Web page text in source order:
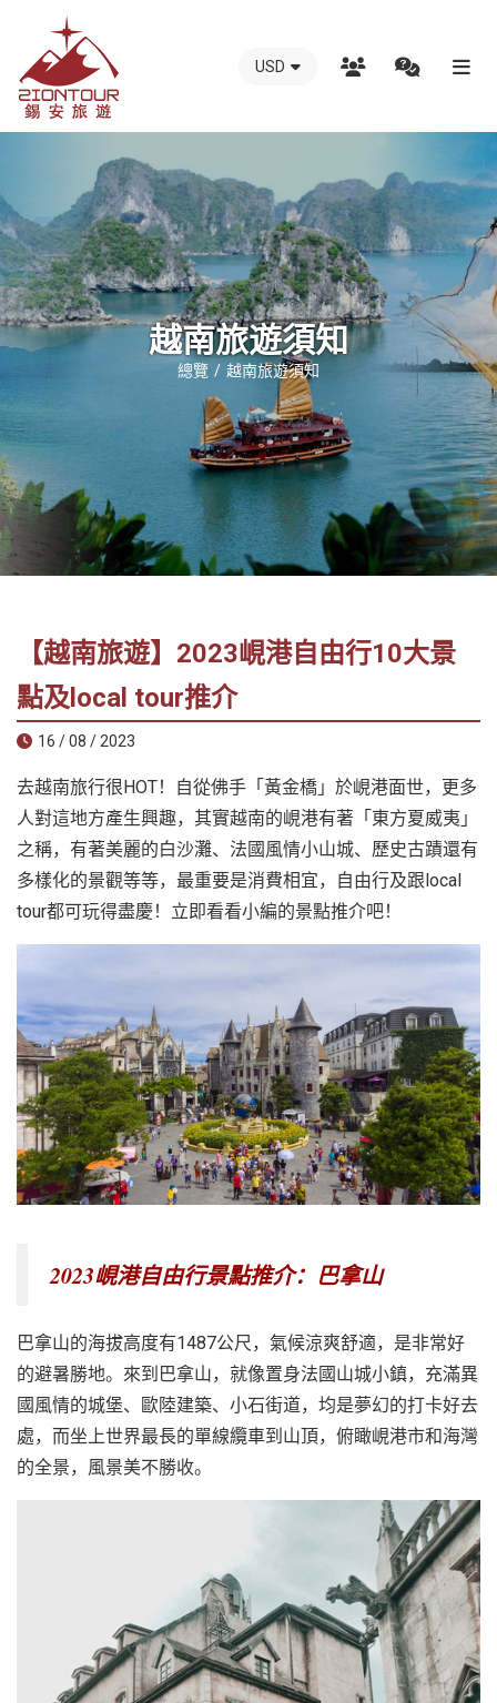
越
安
國
際
旅
行
社
南
接
錫
-
您
在
南
最
好
的
合
越
南
LOCAL
旅
行
社
USD
越南旅遊須知
總覽 越南旅遊須知
【越南旅遊】2023峴港自由行10大景
點及local tour推介
16 / 08 / 2023
去越南旅行很HOT！自從佛手「黃金橋」於峴港面世，更多
人對這地方產生興趣，其實越南的峴港有著「東方夏威夷」
之稱，有著美麗的白沙灘、法國風情小山城、歷史古蹟還有
多樣化的景觀等等，最重要是消費相宜，自由行及跟local
tour都可玩得盡慶！立即看看小編的景點推介吧！
2023峴港自由行景點推介：巴拿山
巴拿山的海拔高度有1487公尺，氣候涼爽舒適，是非常好
的避暑勝地。來到巴拿山，就像置身法國山城小鎮，充滿異
國風情的城堡、歐陸建築、小石街道，均是夢幻的打卡好去
處，而坐上世界最長的單線纜車到山頂，俯瞰峴港市和海灣
的全景，風景美不勝收。